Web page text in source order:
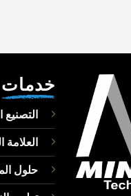
خدمات
التصنيع
حلول